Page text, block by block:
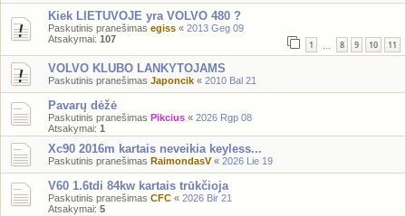
Kiek LIETUVOJE yra VOLVO 480 ?
Paskutinis pranešimas egiss « 2013 Geg 09
Atsakymai: 107 1 8 9 10 11
VOLVO KLUBO LANKYTOJAMS
Paskutinis pranešimas Japoncik « 2010 Bal 21
Pavarų dėžė
Paskutinis pranešimas Pikcius « 2026 Rgp 08
Atsakymai: 1
Xc90 2016m kartais neveikia keyless...
Paskutinis pranešimas RaimondasV« 2026 Lie 19
V60 1.6tdi 84kw kartais trūkčioja
Paskutinis pranešimas CFC « 2026 Bir 21
Atsakymai: 5